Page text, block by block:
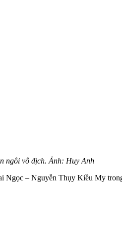
ngôi vô địch. Ảnh: Huy Anh
– Nguyễn Thụy Kiều My